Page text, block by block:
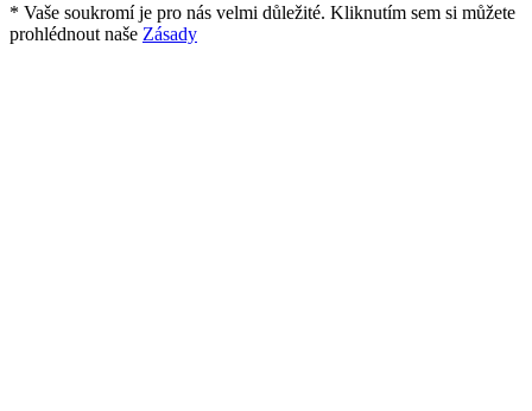
* Vaše soukromí je pro nás velmi důležité. Kliknutím sem si můžete
prohlédnout naše Zásady